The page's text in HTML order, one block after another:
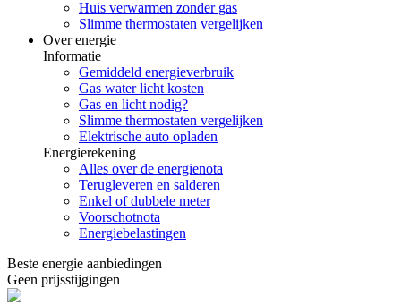
Huis verwarmen zonder gas
Slimme thermostaten vergelijken
Over energie
Informatie
Gemiddeld energieverbruik
Gas water licht kosten
Gas en licht nodig?
Slimme thermostaten vergelijken
Elektrische auto opladen
Energierekening
Alles over de energienota
Terugleveren en salderen
Enkel of dubbele meter
Voorschotnota
Energiebelastingen
Beste energie aanbiedingen
Geen prijsstijgingen